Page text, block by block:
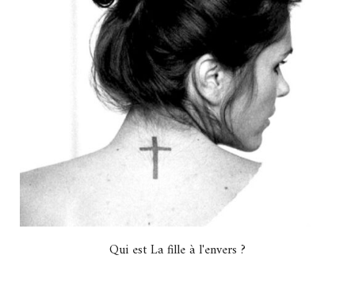
Qui est La fille à l'envers ?